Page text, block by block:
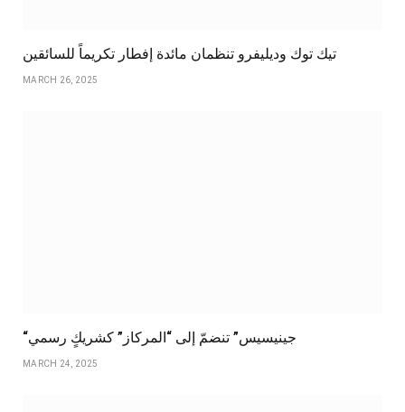
تيك توك وديليفرو تنظمان مائدة إفطار تكريماً للسائقين
MARCH 26, 2025
“جينيسيس” تنضمّ إلى “المركاز” كشريكٍ رسمي
MARCH 24, 2025